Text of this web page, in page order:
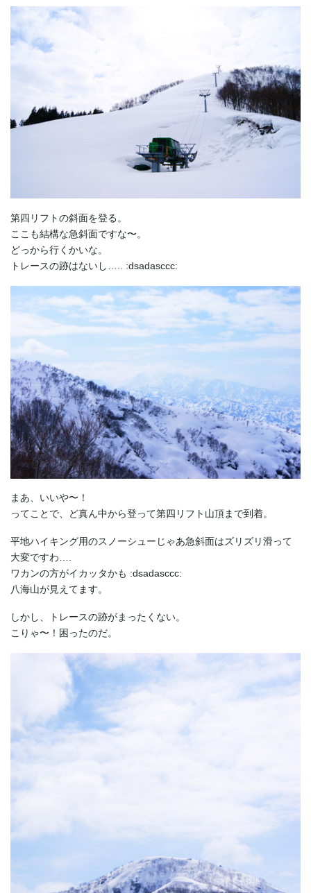
第四リフトの斜面を登る。
ここも結構な急斜面ですな〜。
どっから行くかいな。
トレースの跡はないし….. :dsadasccc:
まあ、いいや〜！
ってことで、ど真ん中から登って第四リフト山頂まで到着。
平地ハイキング用のスノーシューじゃあ急斜面はズリズリ滑って
大変ですわ….
ワカンの方がイカッタかも :dsadasccc:
八海山が見えてます。
しかし、トレースの跡がまったくない。
こりゃ〜！困ったのだ。